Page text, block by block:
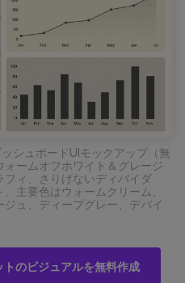
シュボードUIモックアップ（無
ームオフホワイト＆グレージ
フィ、さりげないディバイダ
主要色はウォームクリーム、
ュ、ディープグレー、デバイ
のビジュアルを無料作成